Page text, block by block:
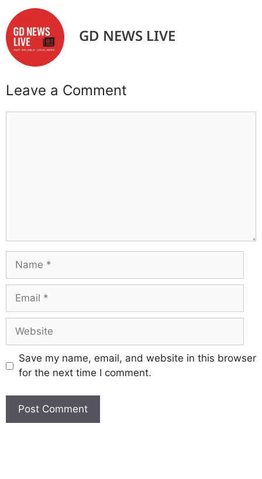
GD NEWS LIVE
Leave a Comment
Save my name, email, and website in this browser
for the next time I comment.